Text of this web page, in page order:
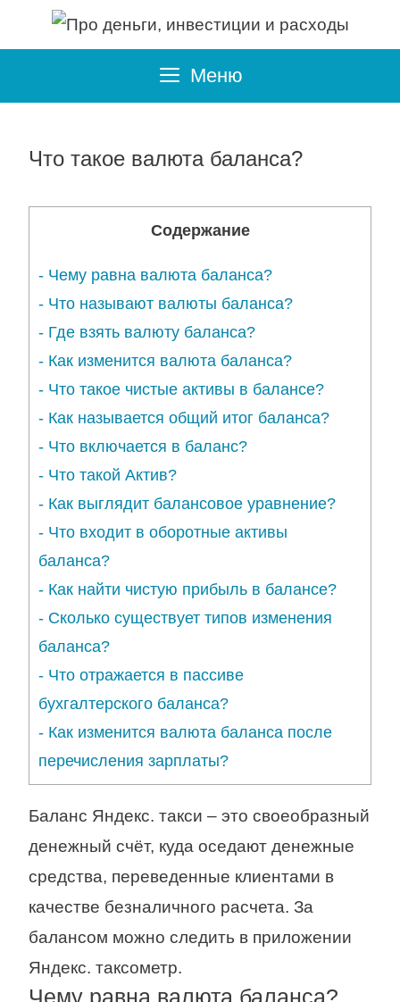
Перейти
к
Меню
Что такое валюта баланса?
Содержание
- Чему равна валюта баланса?
- Что называют валюты баланса?
- Где взять валюту баланса?
- Как изменится валюта баланса?
- Что такое чистые активы в балансе?
- Как называется общий итог баланса?
- Что включается в баланс?
- Что такой Актив?
- Как выглядит балансовое уравнение?
- Что входит в оборотные активы
баланса?
- Как найти чистую прибыль в балансе?
- Сколько существует типов изменения
баланса?
- Что отражается в пассиве
бухгалтерского баланса?
- Как изменится валюта баланса после
перечисления зарплаты?
Баланс Яндекс. такси – это своеобразный
денежный счёт, куда оседают денежные
средства, переведенные клиентами в
качестве безналичного расчета. За
балансом можно следить в приложении
Яндекс. таксометр.
Чему равна валюта баланса?